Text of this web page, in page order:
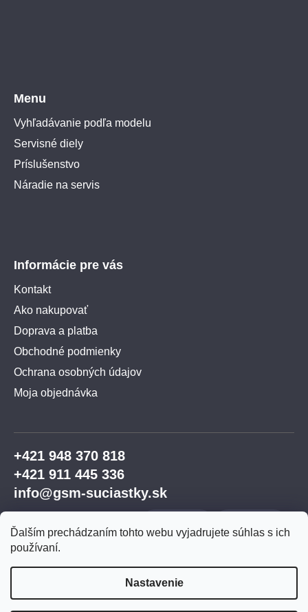
Ďalším prechádzaním tohto webu vyjadrujete súhlas s ich
používaní.
Nastavenie
Menu
Vyhľadávanie podľa modelu
Servisné diely
Príslušenstvo
Náradie na servis
Informácie pre vás
Kontakt
Ako nakupovať
Doprava a platba
Obchodné podmienky
Ochrana osobných údajov
Moja objednávka
+421 948 370 818
+421 911 445 336
info@gsm-suciastky.sk